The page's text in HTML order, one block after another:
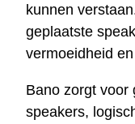
kunnen
geplaatste
vermoeidheid
Bano zorgt voor
speakers,